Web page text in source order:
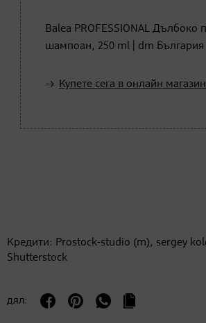
Balea PROFESSIONAL Дълбоко
шампоан, 250 ml | dm България
Купете сега в онлайн
Кредити: Prostock-studio (m), sergey
Shutterstock
дял: